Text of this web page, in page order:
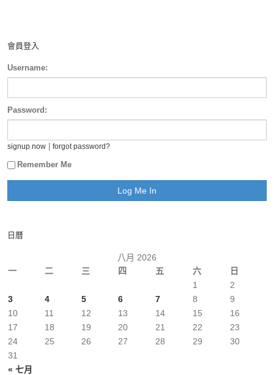
會員登入
Username:
Password:
signup now forgot password?
Remember Me
日曆
八月 2026
一
二 三 四 五 六 日
« 七月
1
2
3
4 5 6 7 8
9
10
11 12 13 14 15
16
17
18 19 20 21 22
23
24
25 26 27 28 29
30
31